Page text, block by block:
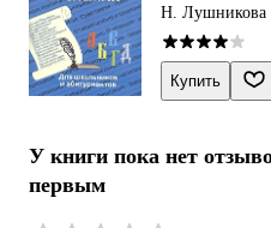
Н. Лушникова
Купить
У книги пока нет
первым